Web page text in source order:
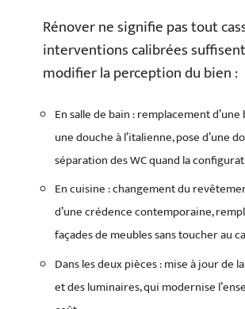
Rénover ne signifie pas tout
interventions calibrées
modifier la perception du bien :
En salle de bain : remplacement
une douche à l’italienne, pose d’une
séparation des WC quand la
En cuisine : changement du
d’une crédence contemporaine,
façades de meubles sans toucher au
Dans les deux pièces : mise à jour de
et des luminaires, qui modernise